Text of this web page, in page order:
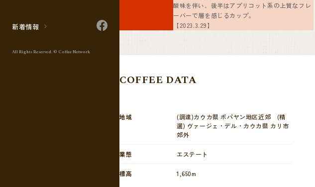
新着情報
All Rights Reserved. © Coffee Network
酸味を伴い、後半はアプリコット系の上質なフレ
ーバーで層を感じるカップ。
【2023.3.29】
COFFEE DATA
地域
(調達)カウカ県 ポパヤン地区近郊 (精
選) ヴァージェ・デル・カウカ県 カリ市
郊外
業態 エステート
標高 1,650m